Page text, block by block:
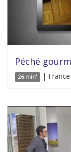
Péché
26 min' |